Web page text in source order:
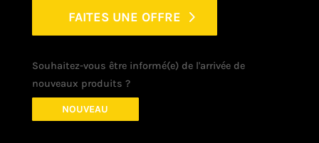
FAITES UNE OFFRE
Souhaitez-vous être informé(e) de l'arrivée de
nouveaux produits ?
NOUVEAU